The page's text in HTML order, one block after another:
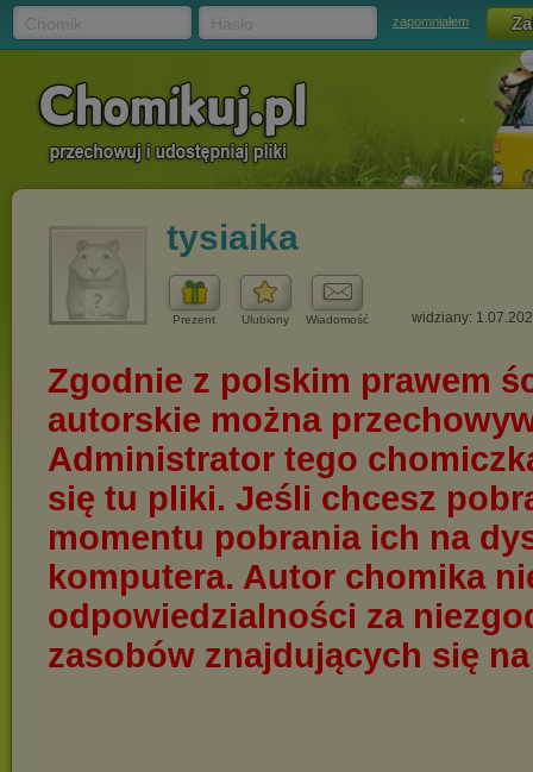
zapomniałem
tysiaika
Prezent Ulubiony Wiadomość widziany: